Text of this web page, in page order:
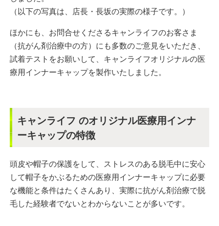
（以下の写真は、店長・長坂の実際の様子です。）
ほかにも、お問合せくださるキャンライフのお客さま
（抗がん剤治療中の方）にも多数のご意見をいただき、
試着テストをお願いして、キャンライフオリジナルの医
療用インナーキャップを製作いたしました。
キャンライフ のオリジナル医療用インナ
ーキャップの特徴
頭皮や帽子の保護をして、ストレスのある脱毛中に安心
して帽子をかぶるための医療用インナーキャップに必要
な機能と条件はたくさんあり、実際に抗がん剤治療で脱
毛した経験者でないとわからないことが多いです。